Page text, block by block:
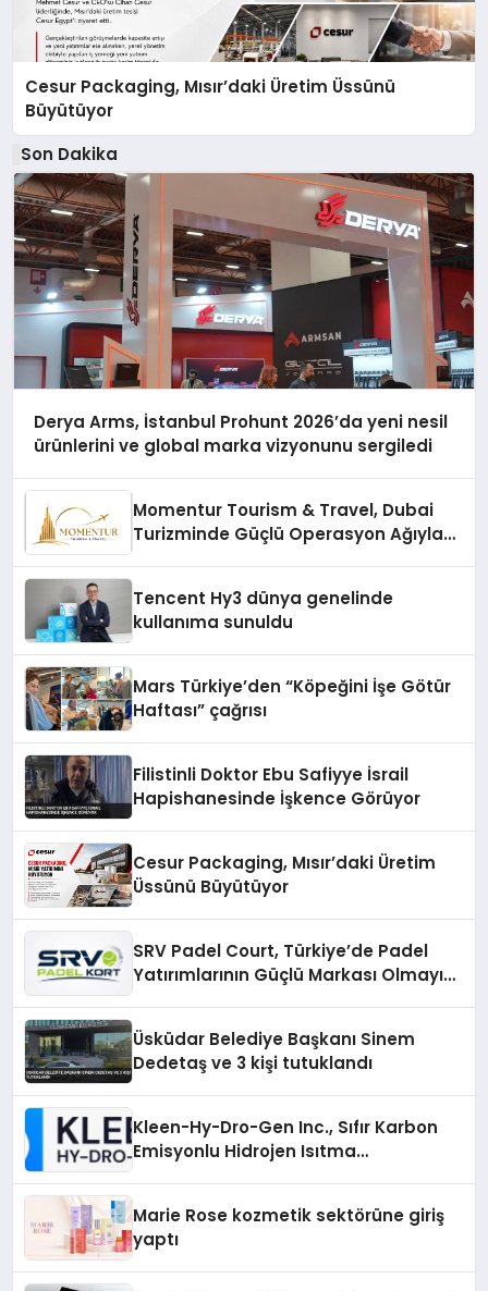
Cesur Packaging, Mısır’daki Üretim Üssünü
Büyütüyor
Son Dakika
Derya Arms, İstanbul Prohunt 2026’da yeni nesil
ürünlerini ve global marka vizyonunu sergiledi
Momentur Tourism & Travel, Dubai
Turizminde Güçlü Operasyon Ağıyla
Tencent Hy3 dünya genelinde
kullanıma sunuldu
Mars Türkiye’den “Köpeğini İşe Götür
Haftası” çağrısı
Filistinli Doktor Ebu Safiyye İsrail
Hapishanesinde İşkence Görüyor
Cesur Packaging, Mısır’daki Üretim
Üssünü Büyütüyor
SRV Padel Court, Türkiye’de Padel
Yatırımlarının Güçlü Markası Olmayı
Üsküdar Belediye Başkanı Sinem
Dedetaş ve 3 kişi tutuklandı
Kleen-Hy-Dro-Gen Inc., Sıfır Karbon
Emisyonlu Hidrojen Isıtma
Marie Rose kozmetik sektörüne giriş
yaptı